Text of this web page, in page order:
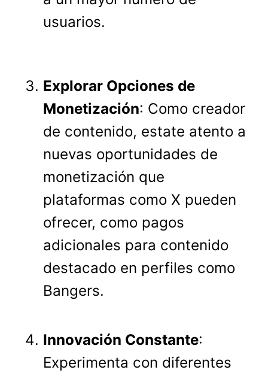
usuarios.
Explorar Opciones de
Monetización: Como creador
de contenido, estate atento a
nuevas oportunidades de
monetización que
plataformas como X pueden
ofrecer, como pagos
adicionales para contenido
destacado en perfiles como
Bangers.
Innovación Constante:
Experimenta con diferentes